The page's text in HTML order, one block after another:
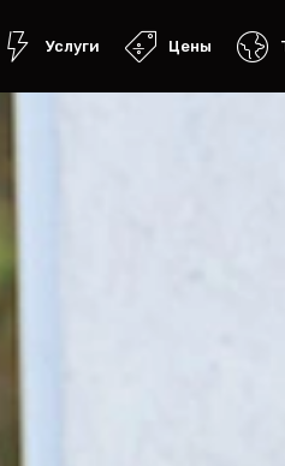
Услуги Цены